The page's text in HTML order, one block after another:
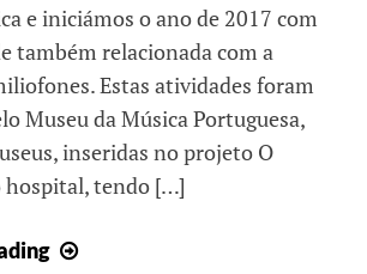
e iniciámos o ano de 2017 com
também relacionada com a
Estas atividades foram
Museu da Música Portuguesa,
inseridas no projeto O
hospital, tendo […]